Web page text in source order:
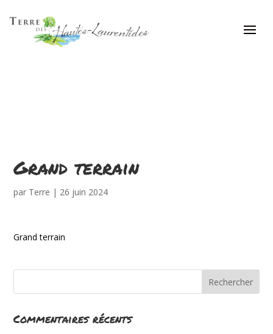
Grand terrain
par Terre | 26 juin 2024
Grand terrain
Commentaires récents